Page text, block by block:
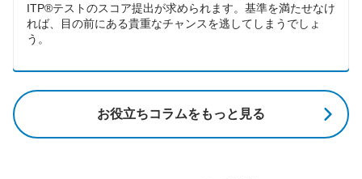
ITP®テストのスコア提出が求められます。基準を満たせなけ
れば、目の前にある貴重なチャンスを逃してしまうでしょ
う。
お役立ちコラムをもっと見る